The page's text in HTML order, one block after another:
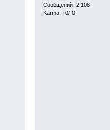
Сообщений: 2 108
Karma: +0/-0